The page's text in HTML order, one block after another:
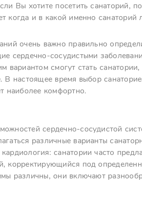
Вы хотите посетить санаторий,
когда и в какой именно санаторий
очень важно правильно
сердечно-сосудистыми
вариантом смогут стать
В настоящее время выбор
наиболее комфортно.
сердечно-сосудистой
различные варианты
санатории часто
корректирующийся под
различны, они включают